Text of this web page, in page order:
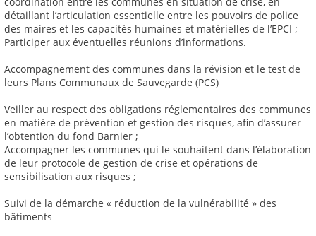
détaillant l’articulation essentielle entre les pouvoirs de police
des maires et les capacités humaines et matérielles de l’EPCI ;
Participer aux éventuelles réunions d’informations.
Accompagnement des communes dans la révision et le test de
leurs Plans Communaux de Sauvegarde (PCS)
Veiller au respect des obligations réglementaires des communes
en matière de prévention et gestion des risques, afin d’assurer
l’obtention du fond Barnier ;
Accompagner les communes qui le souhaitent dans l’élaboration
de leur protocole de gestion de crise et opérations de
sensibilisation aux risques ;
Suivi de la démarche « réduction de la vulnérabilité » des
bâtiments